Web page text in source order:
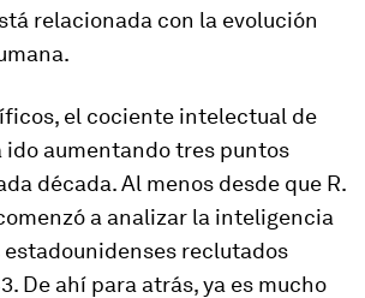
relacionada con la evolución
el cociente intelectual de
ido aumentando tres puntos
década. Al menos desde que R.
a analizar la inteligencia
estadounidenses reclutados
De ahí para atrás, ya es mucho